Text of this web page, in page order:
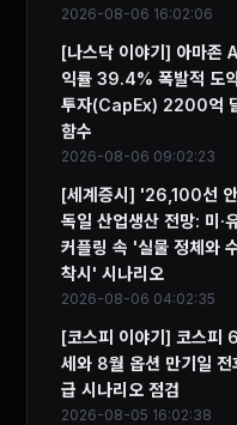
2026-08-06 16:02:06
[나스닥 이야기] 아마존
익률 39.4% 폭발적 도
투자(CapEx) 2200억
함수
2026-08-06 09:02:23
[세계증시] '26,100선
독일 산업생산 전망: 미·
커플링 속 '실물 정체와
착시' 시나리오
2026-08-06 04:02:35
[코스피 이야기] 코스피
세와 8월 옵션 만기일 전
급 시나리오 점검
2026-08-05 16:02:38